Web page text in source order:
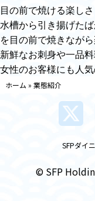
目の前で焼ける楽し
水槽から引き揚げた
を目の前で焼きながら
新鮮なお刺身や一品
女性のお客様にも人気
ホーム »業態紹介
SFPダイ
© SFP